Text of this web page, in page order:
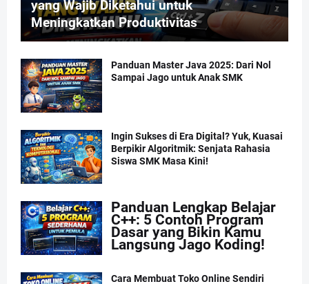
yang Wajib Diketahui untuk
Meningkatkan Produktivitas
Panduan Master Java 2025: Dari Nol
Sampai Jago untuk Anak SMK
Ingin Sukses di Era Digital? Yuk, Kuasai
Berpikir Algoritmik: Senjata Rahasia
Siswa SMK Masa Kini!
Panduan Lengkap Belajar
C++: 5 Contoh Program
Dasar yang Bikin Kamu
Langsung Jago Koding!
Cara Membuat Toko Online Sendiri